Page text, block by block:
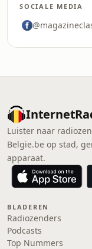
SOCIALE MEDIA
Luister naar
Belgie.be op stad,
apparaat.
BLADEREN
Radiozenders
Podcasts
Top Nummers